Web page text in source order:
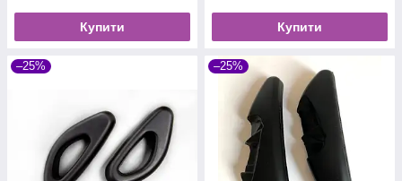
Купити Купити
–25% –25%